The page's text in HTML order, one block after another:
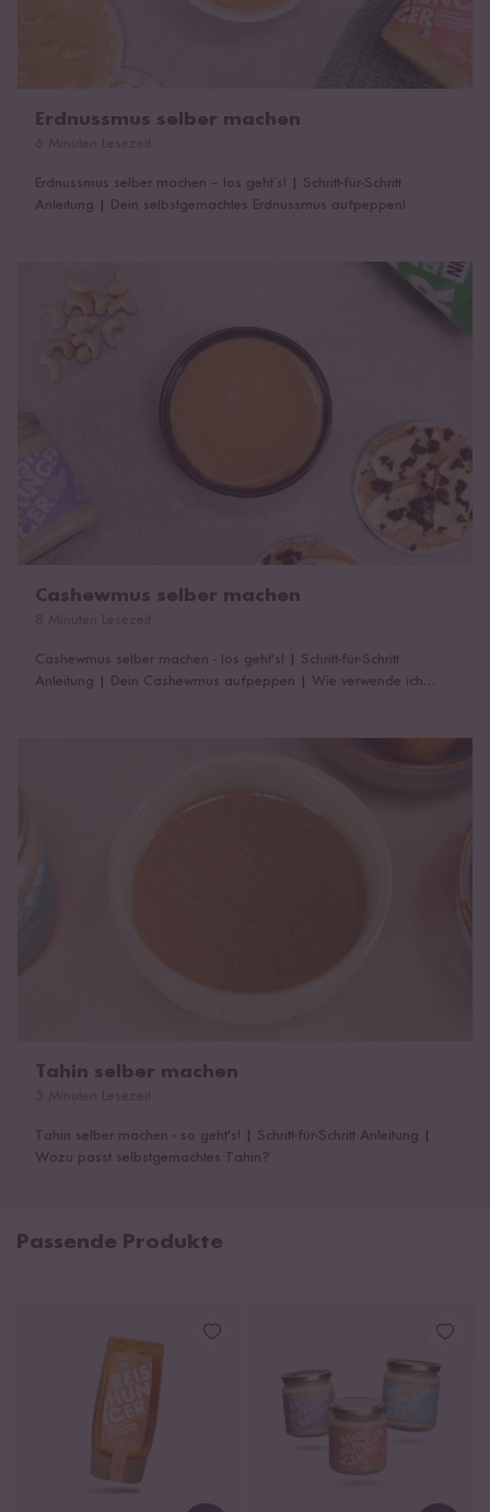
Erdnussmus selber machen
Erdnussmus selber machen – los geht’s!
Schritt-für-Schritt
Anleitung
Dein selbstgemachtes Erdnussmus aufpeppen!
Cashewmus selber machen
Cashewmus selber machen - los geht's! | Schritt-für-Schritt
Anleitung | Dein Cashewmus aufpeppen | Wie verwende ich
Tahin selber machen
Tahin selber machen - so geht's! Schritt-für-Schritt Anleitung
Wozu passt selbstgemachtes Tahin?
Passende Produkte